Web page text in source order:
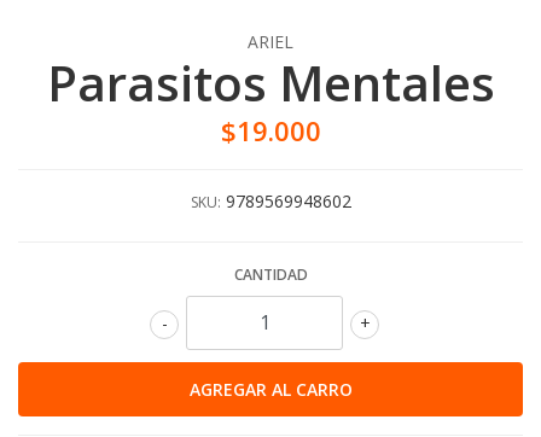
ARIEL
Parasitos Mentales
$19.000
SKU: 9789569948602
CANTIDAD
+
-